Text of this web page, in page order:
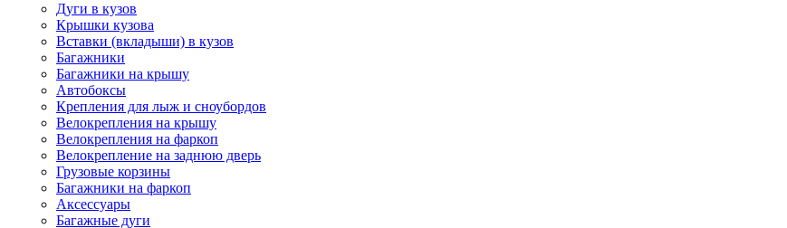
Дуги в кузов
Крышки кузова
Вставки (вкладыши) в кузов
Багажники
Багажники на крышу
Автобоксы
Крепления для лыж и сноубордов
Велокрепления на крышу
Велокрепления на фаркоп
Велокрепление на заднюю дверь
Грузовые корзины
Багажники на фаркоп
Аксессуары
Багажные дуги